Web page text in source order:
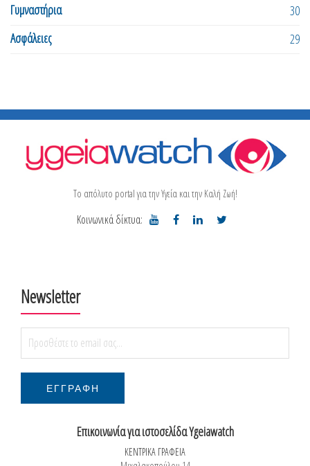
Γυμναστήρια
30
Ασφάλειες
29
Το απόλυτο portal για την Υγεία και την Καλή Ζωή!
Κοινωνικά δίκτυα:
Newsletter
Επικοινωνία για ιστοσελίδα Ygeiawatch
ΚΕΝΤΡΙΚΑ ΓΡΑΦΕΙΑ